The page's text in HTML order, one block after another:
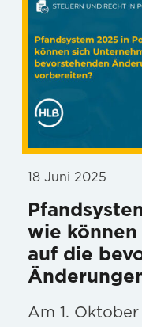
18 Juni 2025
wie können
auf die
Am 1.